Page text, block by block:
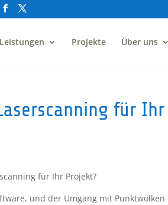
Leistungen Projekte Über uns
für
für Ihr Projekt?
und der Umgang mit